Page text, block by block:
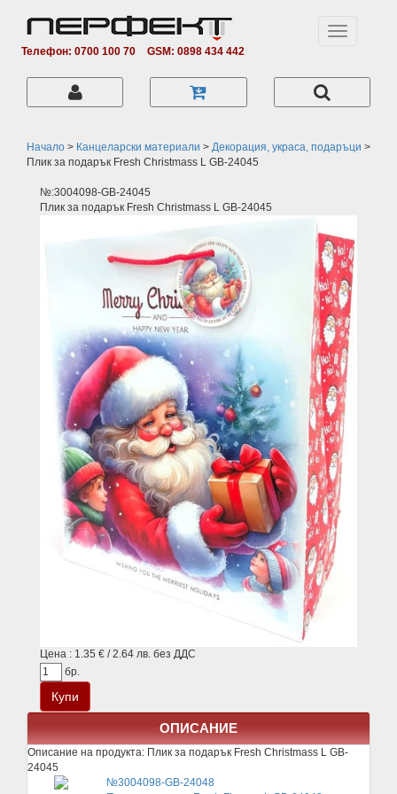
Телефон: 0700 100 70 GSM: 0898 434 442
Toggle
Начало > Канцеларски материали > Декорация, украса, подаръци >
Плик за подарък Fresh Christmass L GB-24045
№:3004098-GB-24045
Плик за подарък Fresh Christmass L GB-24045
Цена : 1.35 € / 2.64 лв. без ДДС
бр.
ОПИСАНИЕ
Описание на продукта: Плик за подарък Fresh Christmass L GB-
24045
№3004098-GB-24048